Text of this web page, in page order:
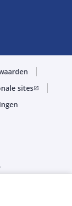
sitesopen_in_new